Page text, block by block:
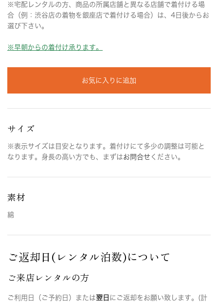
※宅配レンタルの方、商品の所属店舗と異なる店舗で着付ける場
合（例：渋谷店の着物を銀座店で着付ける場合）は、4日後からお
選び下さい。
※早朝からの着付け承ります。
お気に入りに追加
サイズ
※表示サイズは目安となります。着付けにて多少の調整は可能と
なります。身長の高い方でも、まずはお問合せ ください。
素材
綿
ご返却日(レンタル泊数)について
ご来店レンタルの方
ご利用日（ご予約日）または翌日 にご返却をお願い致します。(計